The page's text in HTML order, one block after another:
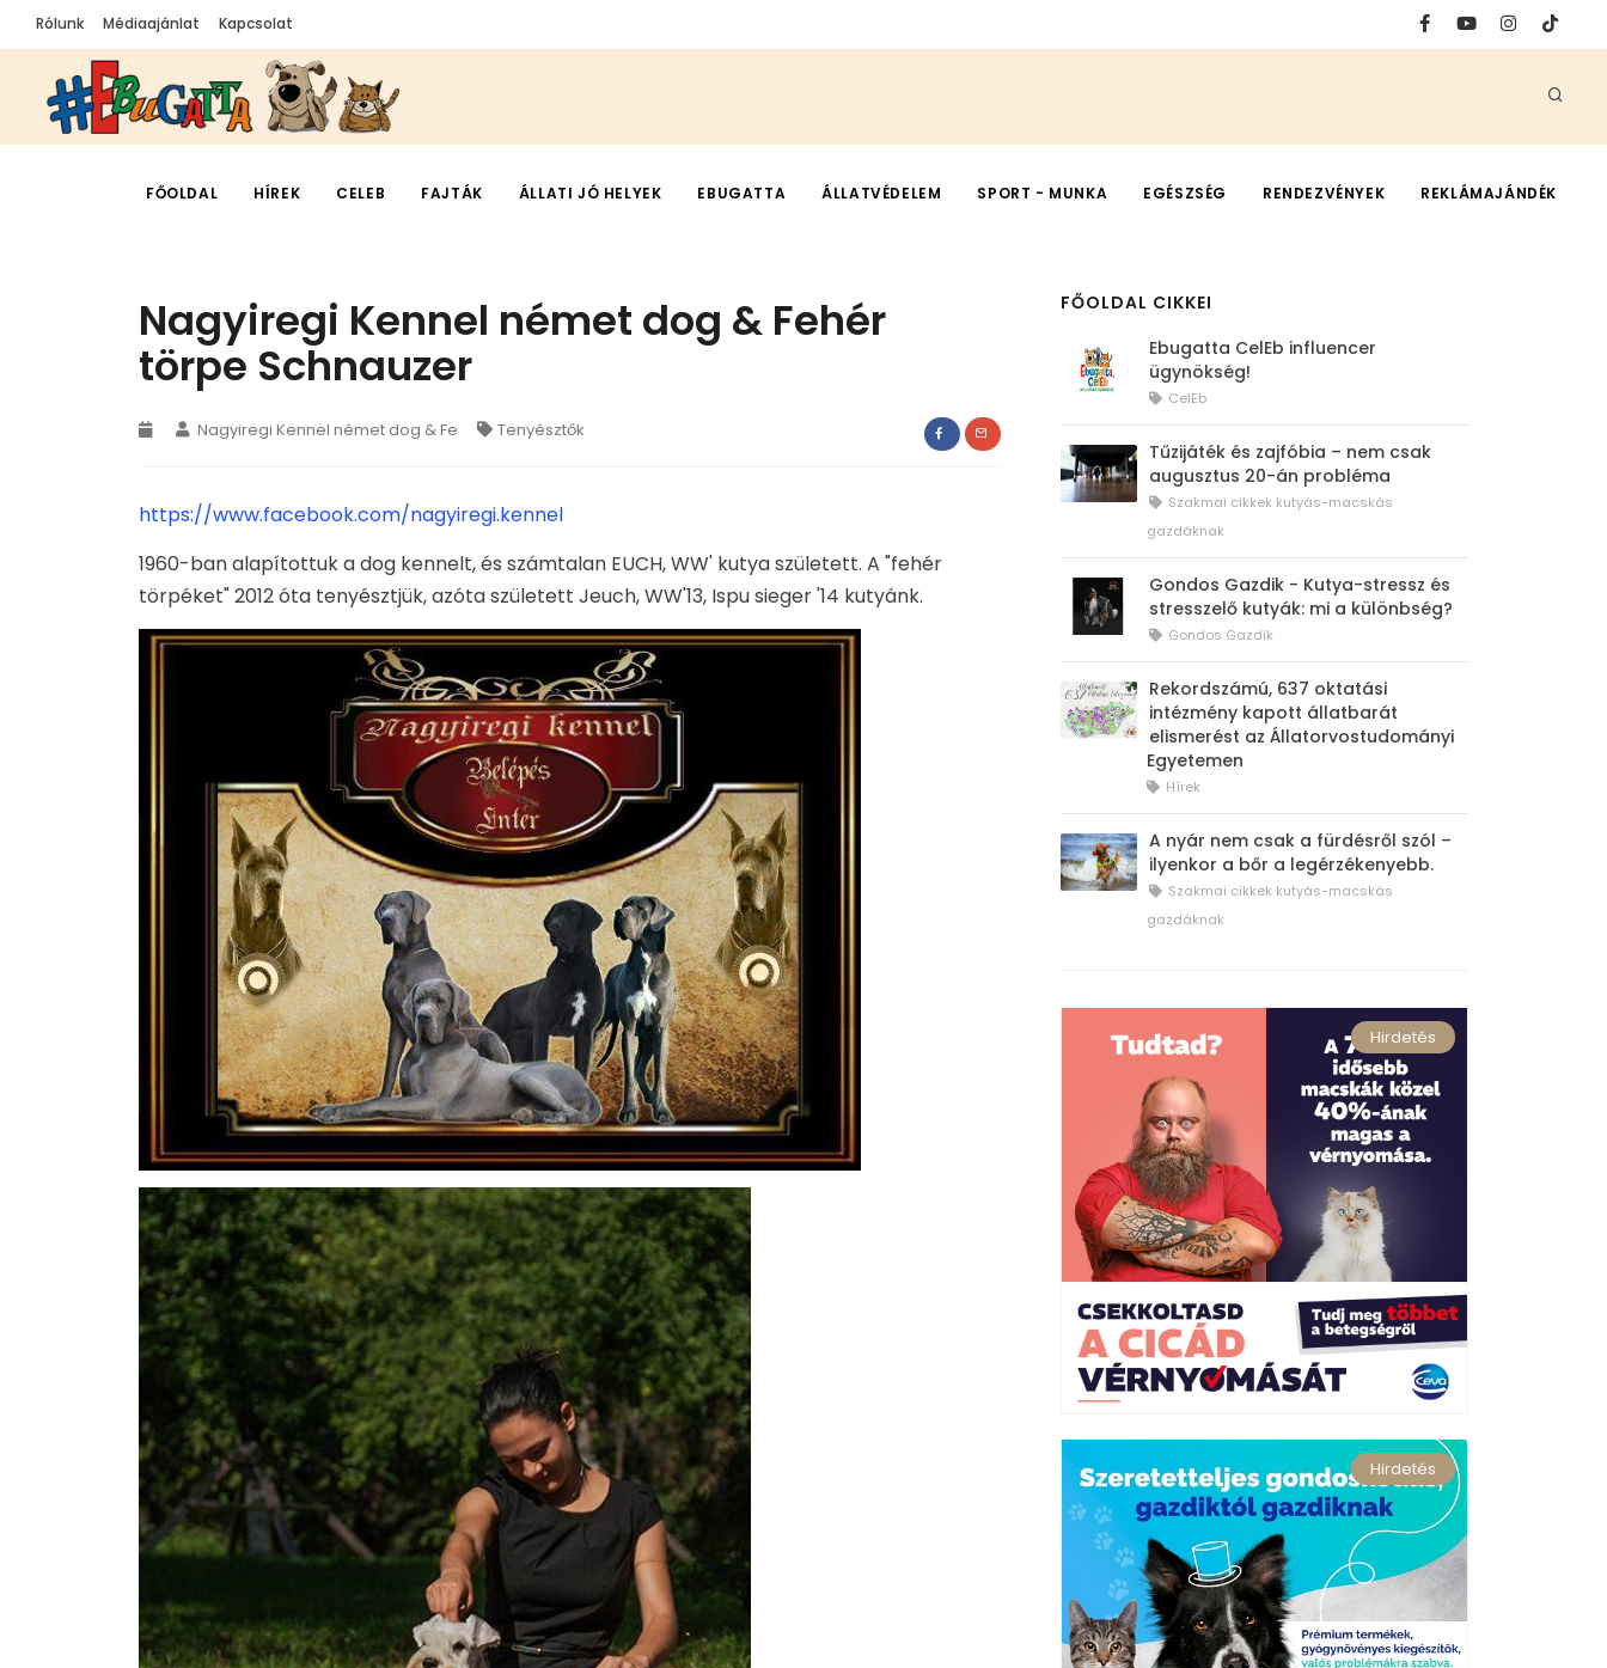
Rólunk Médiaajánlat Kapcsolat
FŐOLDAL HÍREK CELEB FAJTÁK ÁLLATI JÓ HELYEK EBUGATTA ÁLLATVÉDELEM SPORT - MUNKA EGÉSZSÉG RENDEZVÉNYEK REKLÁMAJÁNDÉK
Nagyiregi Kennel német dog & Fehér
törpe Schnauzer
Nagyiregi Kennel német dog & Fe Tenyésztők
https://www.facebook.com/nagyiregi.kennel
1960-ban alapítottuk a dog kennelt, és számtalan EUCH, WW' kutya született. A "fehér
törpéket" 2012 óta tenyésztjük, azóta született Jeuch, WW'13, Ispu sieger '14 kutyánk.
FŐOLDAL CIKKEI
Ebugatta CelEb influencer
ügynökség!
CelEb
Tűzijáték és zajfóbia – nem csak
augusztus 20-án probléma
Szakmai cikkek kutyás-macskás
gazdáknak
Gondos Gazdik - Kutya-stressz és
stresszelő kutyák: mi a különbség?
Gondos Gazdik
Rekordszámú, 637 oktatási
intézmény kapott állatbarát
elismerést az Állatorvostudományi
Egyetemen
Hírek
A nyár nem csak a fürdésről szól –
ilyenkor a bőr a legérzékenyebb.
Szakmai cikkek kutyás-macskás
gazdáknak
Hirdetés
Hirdetés